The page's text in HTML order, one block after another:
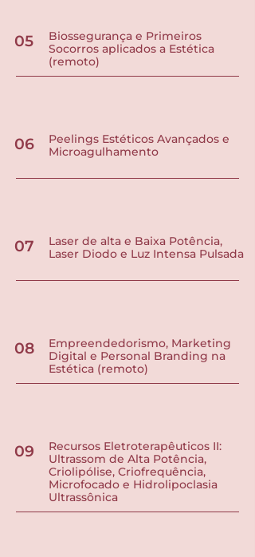
05
Biossegurança e Primeiros
Socorros aplicados a Estética
(remoto)
06
Peelings Estéticos Avançados e
Microagulhamento
07
Laser de alta e Baixa Potência,
Laser Diodo e Luz Intensa Pulsada
08
Empreendedorismo, Marketing
Digital e Personal Branding na
Estética (remoto)
09
Recursos Eletroterapêuticos II:
Ultrassom de Alta Potência,
Criolipólise, Criofrequência,
Microfocado e Hidrolipoclasia
Ultrassônica